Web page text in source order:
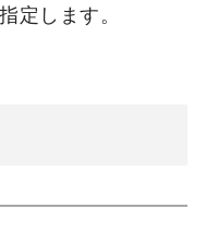
定します。